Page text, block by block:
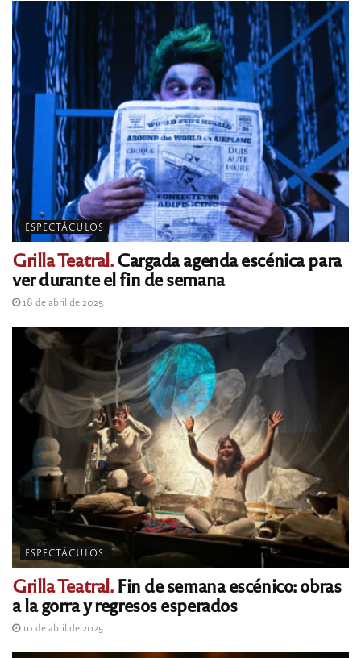
ESPECTÁCULOS
Grilla Teatral.Cargada agenda escénica para
ver durante el fin de semana
18 de abril de 2025
ESPECTÁCULOS
Grilla Teatral.Fin de semana escénico: obras
a la gorra y regresos esperados
10 de abril de 2025